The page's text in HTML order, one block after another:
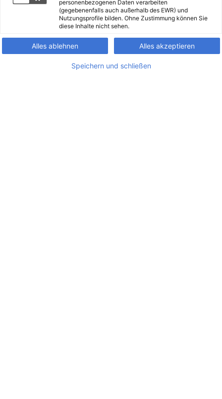
personenbezogenen Daten verarbeiten
(gegebenenfalls auch außerhalb des EWR) und
Nutzungsprofile bilden. Ohne Zustimmung können Sie
diese Inhalte nicht sehen.
Alles ablehnen Alles akzeptieren
Speichern und schließen